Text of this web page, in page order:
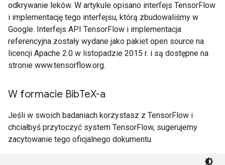
odkrywanie leków. W artykule opisano interfejs TensorFlow
i implementację tego interfejsu, którą zbudowaliśmy w
Google. Interfejs API TensorFlow i implementacja
referencyjna zostały wydane jako pakiet open source na
licencji Apache 2.0 w listopadzie 2015 r. i są dostępne na
stronie www.tensorflow.org.
W formacie BibTeX-a
Jeśli w swoich badaniach korzystasz z TensorFlow i
chciałbyś przytoczyć system TensorFlow, sugerujemy
zacytowanie tego oficjalnego dokumentu.